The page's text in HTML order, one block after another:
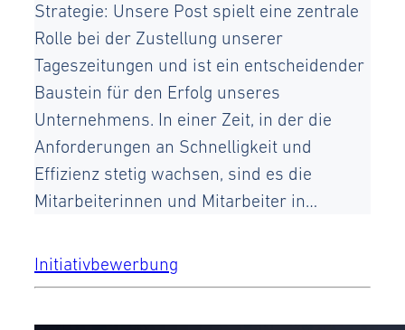
Strategie: Unsere Post spielt eine zentrale
Rolle bei der Zustellung unserer
Tageszeitungen und ist ein entscheidender
Baustein für den Erfolg unseres
Unternehmens. In einer Zeit, in der die
Anforderungen an Schnelligkeit und
Effizienz stetig wachsen, sind es die
Mitarbeiterinnen und Mitarbeiter in…
Initiativbewerbung